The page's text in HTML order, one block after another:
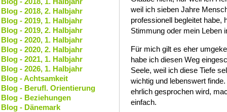
weil ich sieben Jahre
professionell begleitet habe,
Stimmung oder mein Leben
Für mich gilt es eher
habe ich diesen Weg
Seele, weil ich diese Tiefe
wichtig und lebenswert
ehrlich gesprochen wird,
einfach.
Blog - 2018, 2. Halbjahr
Blog - 2019, 1. Halbjahr
Blog - 2019, 2. Halbjahr
Blog - 2020, 1. Halbjahr
Blog - 2020, 2. Halbjahr
Blog - 2021, 1. Halbjahr
Blog - 2026, 1. Halbjahr
Blog - Achtsamkeit
Blog - Berufl. Orientierung
Blog - Beziehungen
Blog - Dänemark